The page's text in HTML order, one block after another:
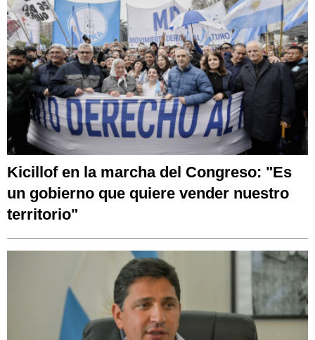
Kicillof en la marcha del Congreso: "Es
un gobierno que quiere vender nuestro
territorio"